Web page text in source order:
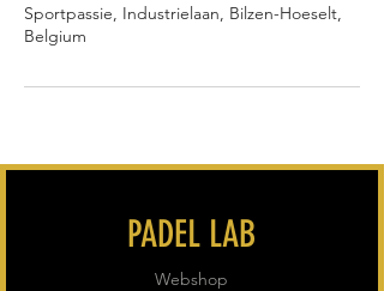
Sportpassie, Industrielaan, Bilzen-Hoeselt,
Belgium
PADEL LAB
Webshop